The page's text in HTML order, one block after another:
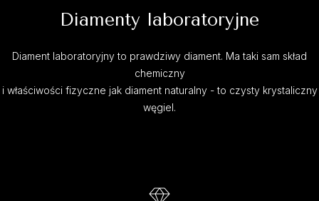
Diamenty laboratoryjne
Diament laboratoryjny to prawdziwy diament. Ma taki sam skład
chemiczny
i właściwości fizyczne jak diament naturalny - to czysty krystaliczny
węgiel.